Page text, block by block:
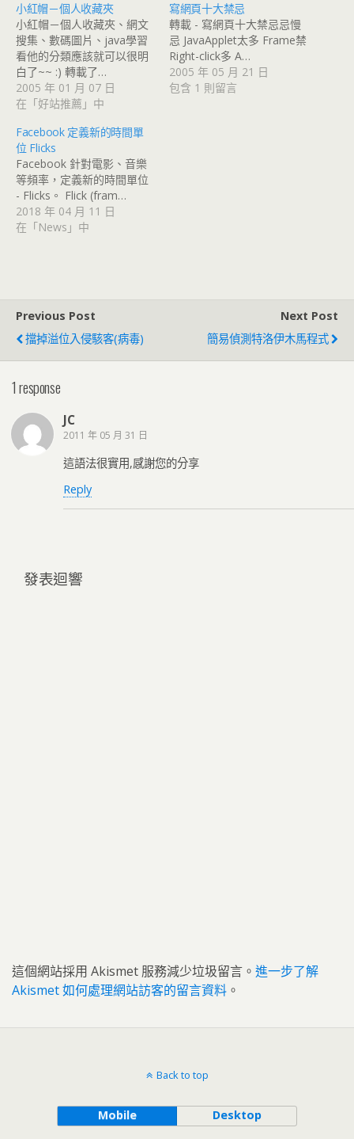
小紅帽－個人收藏夾
小紅帽－個人收藏夾、網文
搜集、數碼圖片、java學習
看他的分類應該就可以很明
白了~~ :) 轉載了…
2005 年 01 月 07 日
在「好站推薦」中
寫網頁十大禁忌
轉載 - 寫網頁十大禁忌忌慢
忌 JavaApplet太多 Frame禁
Right-click多 A…
2005 年 05 月 21 日
包含 1 則留言
Facebook 定義新的時間單
位 Flicks
Facebook 針對電影、音樂
等頻率，定義新的時間單位
- Flicks。 Flick (fram…
2018 年 04 月 11 日
在「News」中
Previous Post
擋掉溢位入侵駭客(病毒)
Next Post
簡易偵測特洛伊木馬程式
1 response
JC
2011 年 05 月 31 日
這語法很實用,感謝您的分享
Reply
發表迴響
這個網站採用 Akismet 服務減少垃圾留言。 進一步了解
Akismet 如何處理網站訪客的留言資料 。
Back to top
Mobile Desktop